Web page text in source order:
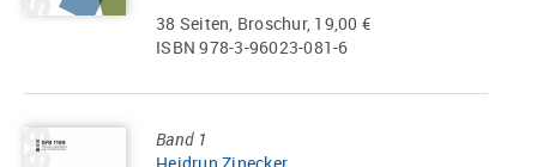
38 Seiten, Broschur, 19,00 €
ISBN 978-3-96023-081-6
Band 1